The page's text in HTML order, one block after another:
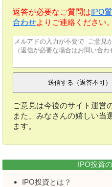
返答が必要なご質問は IPO
合わせよりご連絡ください。
ご意見は今後のサイト運営
また、みなさんの嬉しい当
ます。
IPO投資
IPO投資とは？